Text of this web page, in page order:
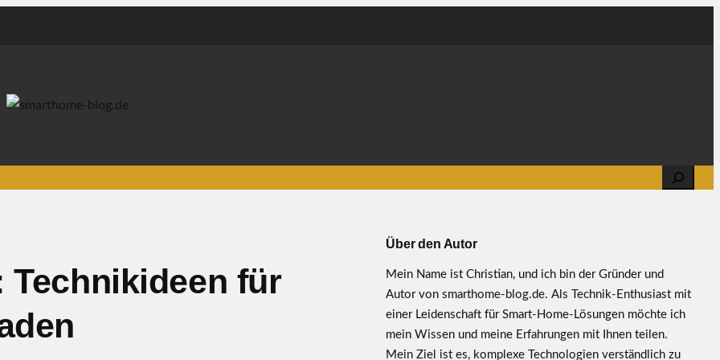
Search
Technikideen für
Über den Autor
Mein Name ist Christian, und ich bin der Gründer und
Autor von smarthome-blog.de. Als Technik-Enthusiast mit
einer Leidenschaft für Smart-Home-Lösungen möchte ich
mein Wissen und meine Erfahrungen mit Ihnen teilen.
Mein Ziel ist es, komplexe Technologien verständlich zu